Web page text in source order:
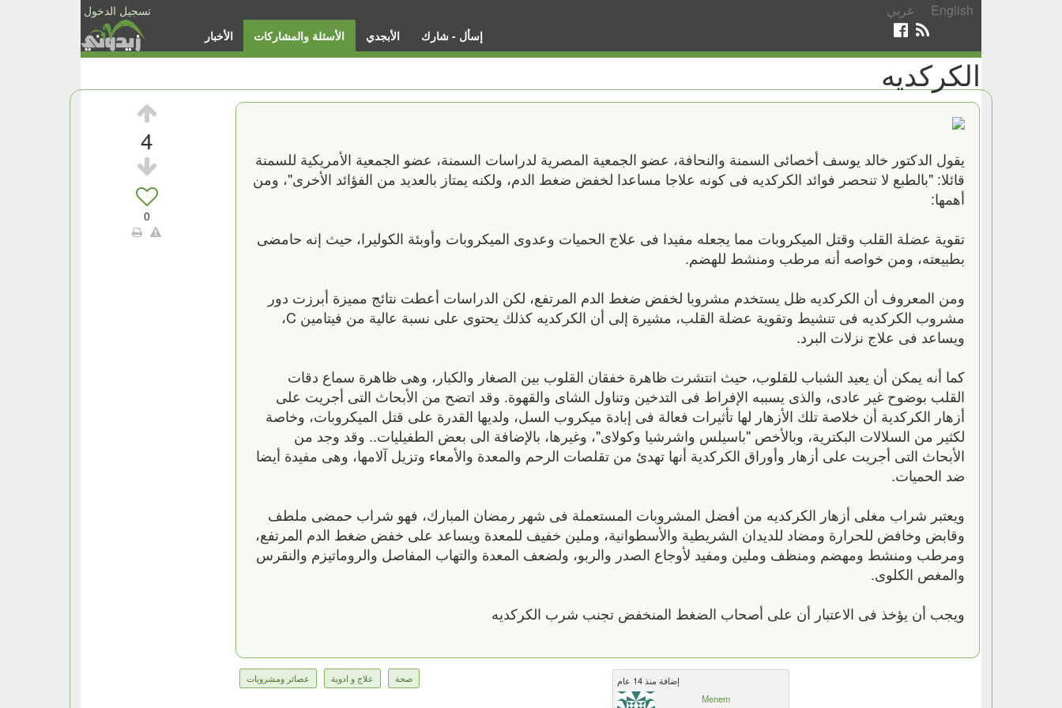
تسجيل الدخول عربي English
الأخبار الأسئلة والمشاركات الأبجدي إسأل - شارك
الكركديه
4
0
يقول الدكتور خالد يوسف أخصائى السمنة والنحافة، عضو الجمعية المصرية لدراسات السمنة، عضو الجمعية الأمريكية للسمنة
قائلا: "بالطبع لا تنحصر فوائد الكركديه فى كونه علاجا مساعدا لخفض ضغط الدم، ولكنه يمتاز بالعديد من الفؤائد الأخرى"، ومن
أهمها:
تقوية عضلة القلب وقتل الميكروبات مما يجعله مفيدا فى علاج الحميات وعدوى الميكروبات وأوبئة الكوليرا، حيث إنه حامضى
بطبيعته، ومن خواصه أنه مرطب ومنشط للهضم.
ومن المعروف أن الكركديه ظل يستخدم مشروبا لخفض ضغط الدم المرتفع، لكن الدراسات أعطت نتائج مميزة أبرزت دور
مشروب الكركديه فى تنشيط وتقوية عضلة القلب، مشيرة إلى أن الكركديه كذلك يحتوى على نسبة عالية من فيتامين C،
ويساعد فى علاج نزلات البرد.
كما أنه يمكن أن يعيد الشباب للقلوب، حيث انتشرت ظاهرة خفقان القلوب بين الصغار والكبار، وهى ظاهرة سماع دقات
القلب بوضوح غير عادى، والذى يسببه الإفراط فى التدخين وتناول الشاى والقهوة. وقد اتضح من الأبحاث التى أجريت على
أزهار الكركدية أن خلاصة تلك الأزهار لها تأثيرات فعالة فى إبادة ميكروب السل، ولديها القدرة على قتل الميكروبات، وخاصة
لكثير من السلالات البكترية، وبالأخص "باسيلس واشرشيا وكولاى"، وغيرها، بالإضافة الى بعض الطفيليات.. وقد وجد من
الأبحاث التى أجريت على أزهار وأوراق الكركدية أنها تهدئ من تقلصات الرحم والمعدة والأمعاء وتزيل آلامها، وهى مفيدة أيضا
ضد الحميات.
ويعتبر شراب مغلى أزهار الكركديه من أفضل المشروبات المستعملة فى شهر رمضان المبارك، فهو شراب حمضى ملطف
وقابض وخافض للحرارة ومضاد للديدان الشريطية والأسطوانية، وملين خفيف للمعدة ويساعد على خفض ضغط الدم المرتفع،
ومرطب ومنشط ومهضم ومنظف وملين ومفيد لأوجاع الصدر والربو، ولضعف المعدة والتهاب المفاصل والروماتيزم والنقرس
والمغص الكلوى.
ويجب أن يؤخذ فى الاعتبار أن على أصحاب الضغط المنخفض تجنب شرب الكركديه
صحة علاج و ادوية عصائر ومشروبات
إضافة منذ 14 عام
Menem